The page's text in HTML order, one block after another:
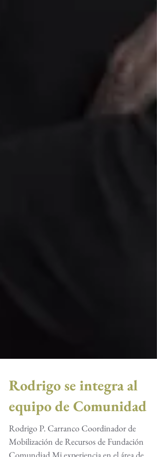
Rodrigo se integra al
equipo de Comunidad